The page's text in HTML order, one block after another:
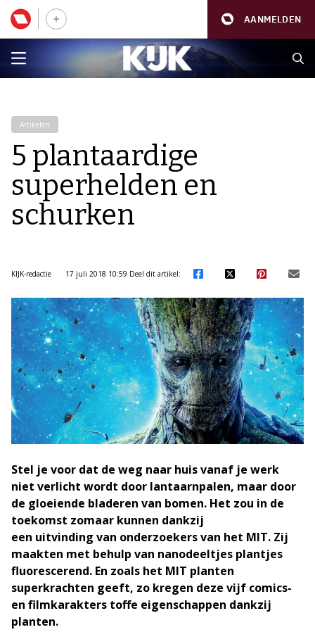
AANMELDEN
Artikelen
5 plantaardige
superhelden en
schurken
KIJK-redactie 17 juli 2018 10:59 Deel dit artikel:
Stel je voor dat de weg naar huis vanaf je werk
niet verlicht wordt door lantaarnpalen, maar door
de gloeiende bladeren van bomen. Het zou in de
toekomst zomaar kunnen dankzij
een uitvinding van onderzoekers van het MIT. Zij
maakten met behulp van nanodeeltjes plantjes
fluorescerend. En zoals het MIT planten
superkrachten geeft, zo kregen deze vijf comics-
en filmkarakters toffe eigenschappen dankzij
planten.